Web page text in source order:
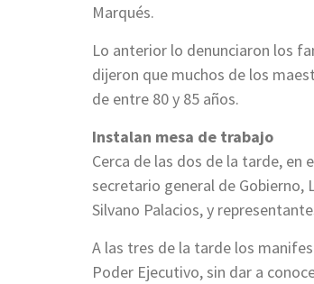
Marqués.
Lo anterior lo denunciaron los
dijeron que muchos de los
de entre 80 y 85 años.
Instalan mesa de trabajo
Cerca de las dos de la tarde, en
secretario general de Gobierno,
Silvano Palacios, y
A las tres de la tarde los
Poder Ejecutivo, sin dar a